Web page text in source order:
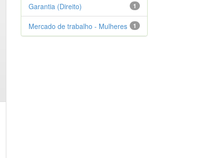
1
Garantia (Direito)
1
Mercado de trabalho - Mulheres